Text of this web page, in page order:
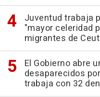
Juventud trabaja
"mayor celeridad
migrantes de
El Gobierno abre
desaparecidos
trabaja con 32